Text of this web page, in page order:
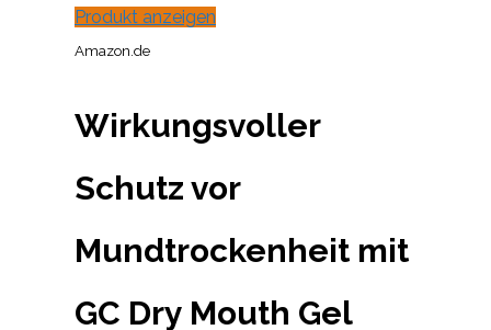
Produkt anzeigen
Amazon.de
Wirkungsvoller
Schutz vor
Mundtrockenheit mit
GC Dry Mouth Gel